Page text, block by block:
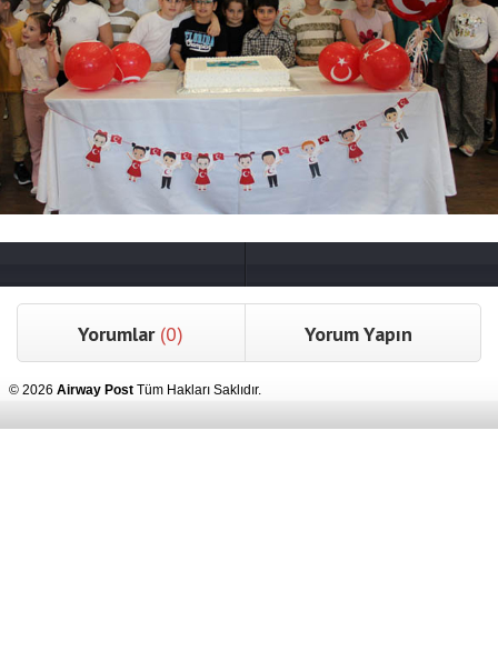
Yorumlar (0) Yorum Yapın
© 2026 Airway Post Tüm Hakları Saklıdır.